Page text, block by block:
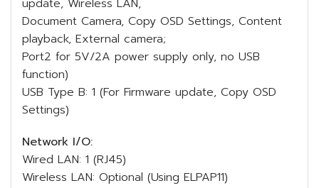
Document Camera, Copy OSD Settings, Content
playback, External camera;
Port2 for 5V/2A power supply only, no USB
function)
USB Type B: 1 (For Firmware update, Copy OSD
Settings)
Network I/O:
Wired LAN: 1 (RJ45)
Wireless LAN: Optional (Using ELPAP11)